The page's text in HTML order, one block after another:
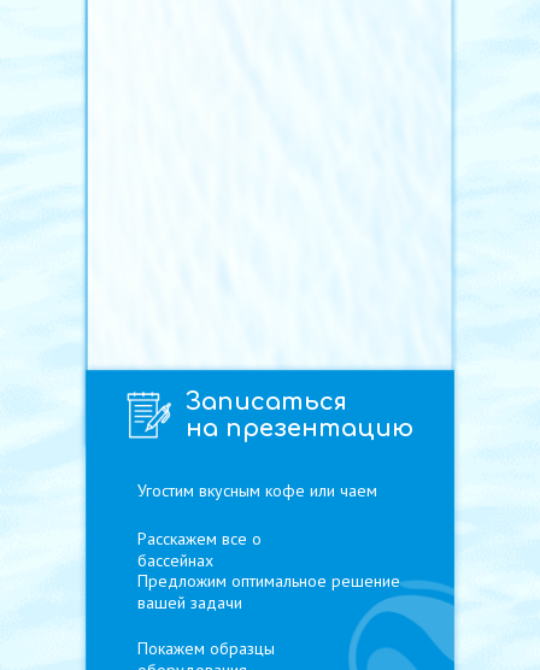
Записаться
на презентацию
Угостим вкусным кофе или чаем
Расскажем все о
бассейнах
Предложим оптимальное решение
вашей задачи
Покажем образцы